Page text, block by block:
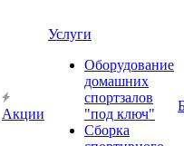
Акции
Услуги
Оборудование
домашних
спортзалов
"под ключ"
Сборка